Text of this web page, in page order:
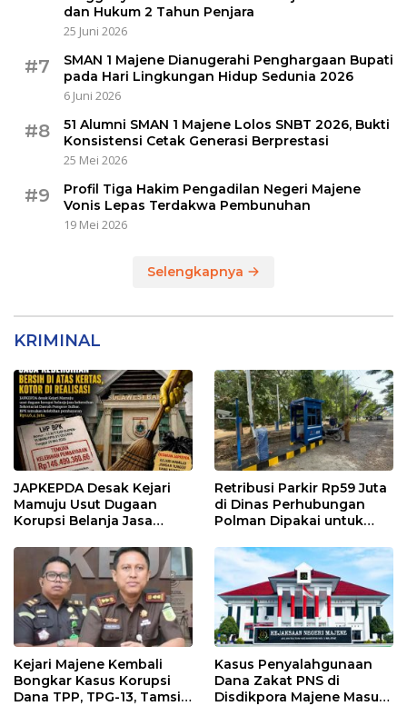
dan Hukum 2 Tahun Penjara
25 Juni 2026
#7
SMAN 1 Majene Dianugerahi Penghargaan Bupati
pada Hari Lingkungan Hidup Sedunia 2026
6 Juni 2026
#8
51 Alumni SMAN 1 Majene Lolos SNBT 2026, Bukti
Konsistensi Cetak Generasi Berprestasi
25 Mei 2026
#9
Profil Tiga Hakim Pengadilan Negeri Majene
Vonis Lepas Terdakwa Pembunuhan
19 Mei 2026
Selengkapnya
KRIMINAL
JAPKEPDA Desak Kejari
Mamuju Usut Dugaan
Korupsi Belanja Jasa
Sulbar, BPK Temukan
Kelebihan Pembayaran
Rp146,4 Juta
Retribusi Parkir Rp59 Juta
di Dinas Perhubungan
Polman Dipakai untuk
Kejari Majene Kembali
Bongkar Kasus Korupsi
Dana TPP, TPG-13, Tamsil-
Kasus Penyalahgunaan
Dana Zakat PNS di
Disdikpora Majene Masuk